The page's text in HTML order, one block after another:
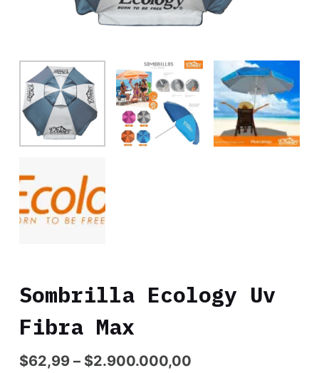
Sombrilla Ecology Uv
Fibra Max
$62,99– $2.900.000,00